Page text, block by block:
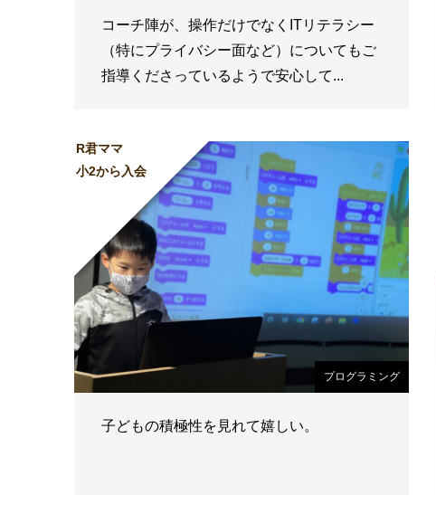
コーチ陣が、操作だけでなくITリテラシー
（特にプライバシー面など）についてもご
指導くださっているようで安心して...
R君ママ
小2から入会
プログラミング
子どもの積極性を見れて嬉しい。